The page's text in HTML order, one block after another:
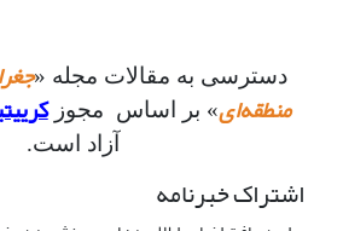
دسترسی به مقالات مجله «
منطقه‌ای» بر اساس مجوز
آزاد است.
اشتراک خبرنامه